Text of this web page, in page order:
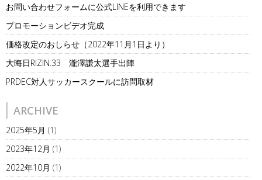
お問い合わせフォームに公式LINEを利用できます
プロモーションビデオ完成
価格改定のおしらせ（2022年11月1日より）
大晦日RIZIN.33 瀧澤謙太選手出陣
PRDEC対人サッカースクールに訪問取材
ARCHIVE
2025年5月 (1)
2023年12月 (1)
2022年10月 (1)